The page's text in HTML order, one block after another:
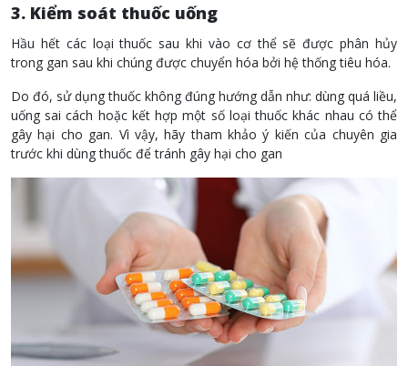
3. Kiểm soát thuốc uống
Hầu hết các loại thuốc sau khi vào cơ thể sẽ được phân hủy
trong gan sau khi chúng được chuyển hóa bởi hệ thống tiêu hóa.
Do đó, sử dụng thuốc không đúng hướng dẫn như: dùng quá liều,
uống sai cách hoặc kết hợp một số loại thuốc khác nhau có thể
gây hại cho gan. Vì vậy, hãy tham khảo ý kiến của chuyên gia
trước khi dùng thuốc để tránh gây hại cho gan